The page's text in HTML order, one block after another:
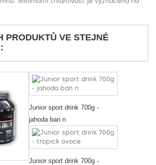
PRODUKTŮ VE STEJNÉ
Junior sport drink 700g -
jahoda ban n
Junior sport drink 700g -